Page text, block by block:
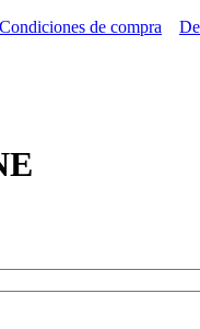
Condiciones de compra